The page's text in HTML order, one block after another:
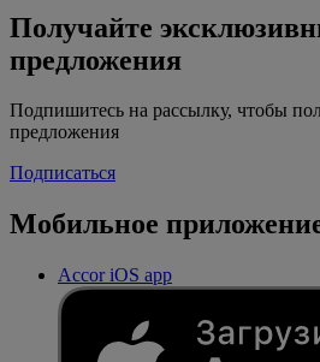
Получайте
предложения
Подпишитесь на рассылку, чтобы
предложения
Подписаться
Мобильное
Accor iOS app